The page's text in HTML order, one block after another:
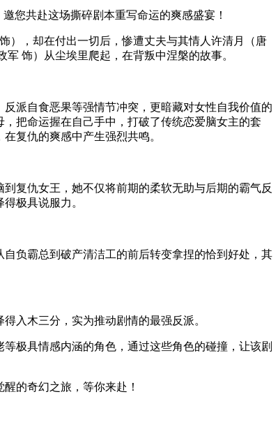
您共赴这场撕碎剧本重写命运的爽感盛宴！
），却在付出一切后，惨遭丈夫与其情人许清月（唐
饰）从尘埃里爬起，在背叛中涅槃的故事。
派自食恶果等强情节冲突，更暗藏对女性自我价值的
把命运握在自己手中，打破了传统恋爱脑女主的套
复仇的爽感中产生强烈共鸣。
复仇女王，她不仅将前期的柔软无助与后期的霸气反
极具说服力。
负霸总到破产清洁工的前后转变拿捏的恰到好处，其
入木三分，实为推动剧情的最强反派。
极具情感内涵的角色，通过这些角色的碰撞，让该剧
的奇幻之旅，等你来赴！